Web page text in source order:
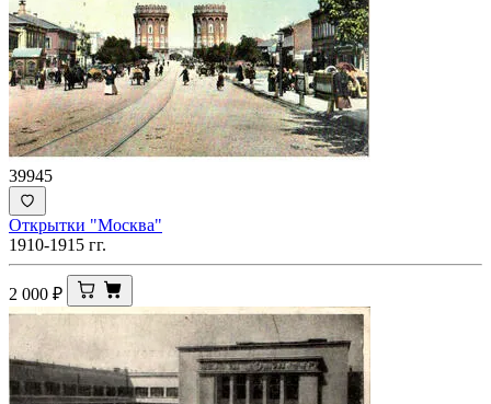
39945
Открытки "Москва"
1910-1915 гг.
2 000 ₽